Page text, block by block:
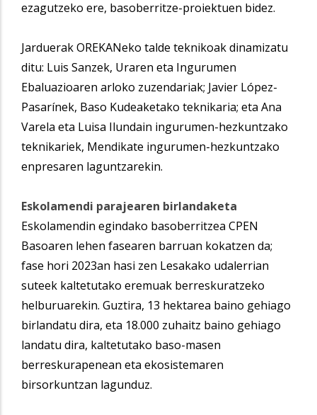
ezagutzeko ere, basoberritze-proiektuen bidez.
Jarduerak OREKANeko talde teknikoak dinamizatu
ditu: Luis Sanzek, Uraren eta Ingurumen
Ebaluazioaren arloko zuzendariak; Javier López-
Pasarínek, Baso Kudeaketako teknikaria; eta Ana
Varela eta Luisa Ilundain ingurumen-hezkuntzako
teknikariek, Mendikate ingurumen-hezkuntzako
enpresaren laguntzarekin.
Eskolamendi parajearen birlandaketa
Eskolamendin egindako basoberritzea CPEN
Basoaren lehen fasearen barruan kokatzen da;
fase hori 2023an hasi zen Lesakako udalerrian
suteek kaltetutako eremuak berreskuratzeko
helburuarekin. Guztira, 13 hektarea baino gehiago
birlandatu dira, eta 18.000 zuhaitz baino gehiago
landatu dira, kaltetutako baso-masen
berreskurapenean eta ekosistemaren
birsorkuntzan lagunduz.